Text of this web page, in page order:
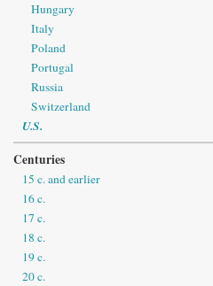
Hungary
Italy
Poland
Portugal
Russia
Switzerland
U.S.
Centuries
15 c. and earlier
16 c.
17 c.
18 c.
19 c.
20 c.